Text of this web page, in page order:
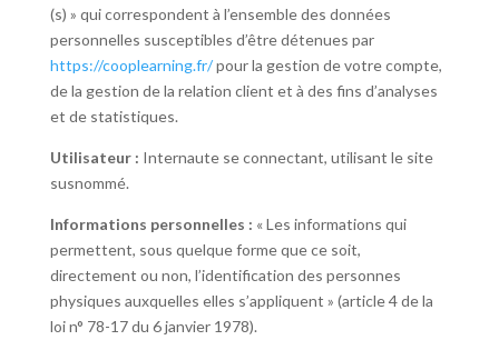
(s) » qui correspondent à l’ensemble des données
personnelles susceptibles d’être détenues par
https://cooplearning.fr/pour la gestion de votre compte,
de la gestion de la relation client et à des fins d’analyses
et de statistiques.
Utilisateur : Internaute se connectant, utilisant le site
susnommé.
Informations personnelles : « Les informations qui
permettent, sous quelque forme que ce soit,
directement ou non, l’identification des personnes
physiques auxquelles elles s’appliquent » (article 4 de la
loi n° 78-17 du 6 janvier 1978).